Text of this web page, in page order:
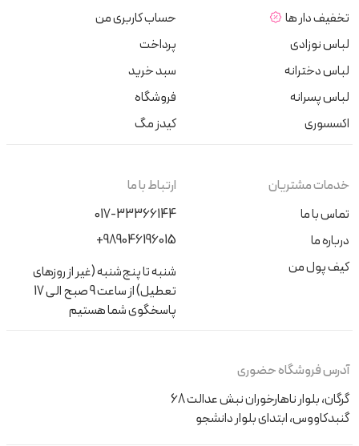
تخفیف دار ها
لباس نوزادی
لباس دخترانه
لباس پسرانه
اکسسوری
حساب کاربری من
پرداخت
سبد خرید
فروشگاه
کیدز مگ
خدمات مشتریان
تماس با ما
درباره ما
کیف پول من
ارتباط با ما
017-33366144
+989046196015
شنبه تا پنج‌شنبه (غیر از روزهای
تعطیل) از ساعت 9 صبح الی 17
پاسخگوی شما هستیم
آدرس فروشگاه حضوری
گرگان، بلوار ناهارخوران نبش عدالت 68
گنبدکاووس، ابتدای بلوار دانشجو